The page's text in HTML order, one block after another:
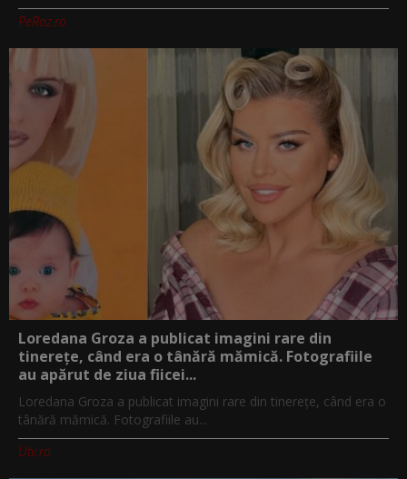
PeRoz.ro
Loredana Groza a publicat imagini rare din
tinerețe, când era o tânără mămică. Fotografiile
au apărut de ziua fiicei...
Loredana Groza a publicat imagini rare din tinerețe, când era o
tânără mămică. Fotografiile au...
Utv.ro